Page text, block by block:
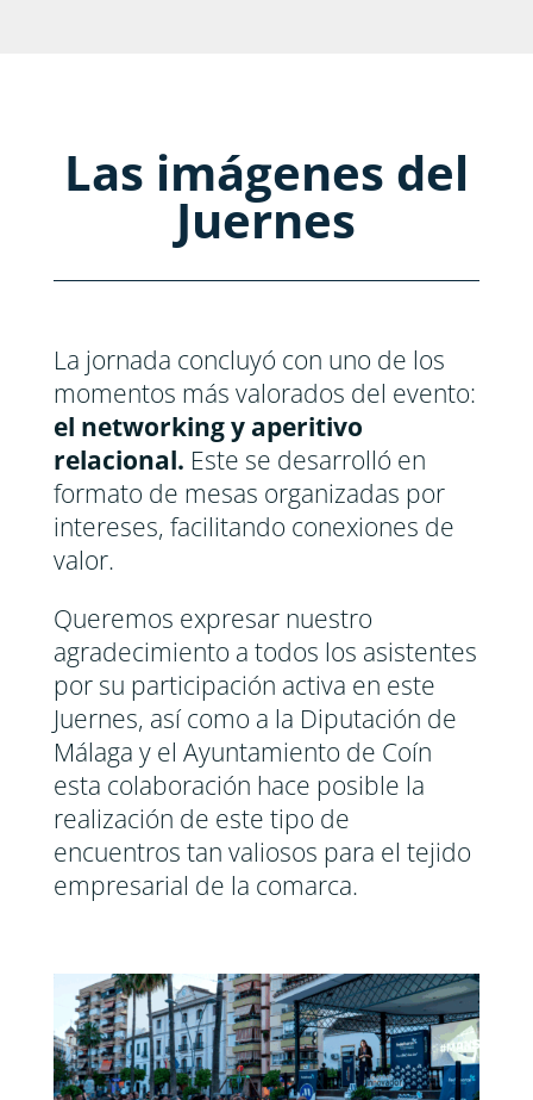
Las imágenes del
Juernes
La jornada concluyó con uno de los
momentos más valorados del evento:
el networking y aperitivo
relacional. Este se desarrolló en
formato de mesas organizadas por
intereses, facilitando conexiones de
valor.
Queremos expresar nuestro
agradecimiento a todos los asistentes
por su participación activa en este
Juernes, así como a la Diputación de
Málaga y el Ayuntamiento de Coín
esta colaboración hace posible la
realización de este tipo de
encuentros tan valiosos para el tejido
empresarial de la comarca.